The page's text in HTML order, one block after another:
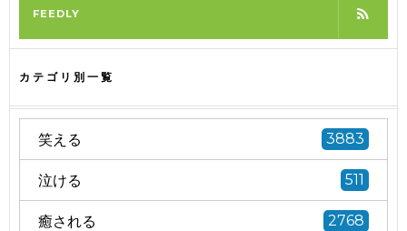
FEEDLY
カテゴリ別一覧
笑える 3883
泣ける 511
癒される 2768